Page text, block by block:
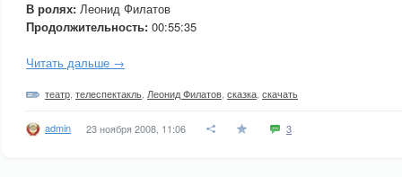
В ролях: Леонид Филатов
Продолжительность: 00:55:35
Читать дальше →
театр телеспектакль Леонид Филатов сказка скачать
admin 23 ноября 2008, 11:06 3